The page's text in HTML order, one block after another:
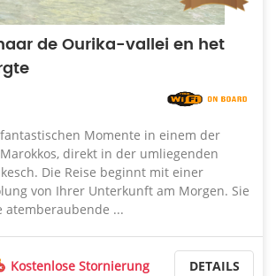
de Ourika-vallei en het
Momente in einem der
direkt in der umliegenden
Die Reise beginnt mit einer
von Ihrer Unterkunft am Morgen. Sie
...
Kostenlose Stornierung DETAILS